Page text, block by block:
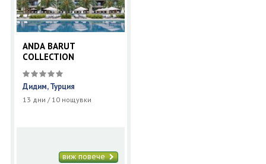
ANDA BARUT
COLLECTION
Дидим, Турция
13 дни / 10 нощувки
виж повече